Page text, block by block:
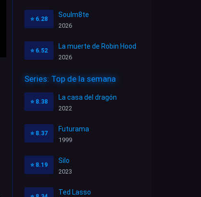
⭐ 6.28
Soulm8te
2026
⭐ 6.52
La muerte de Robin Hood
2026
Series: Top de la semana
⭐ 8.38
La casa del dragón
2022
⭐ 8.37
Futurama
1999
⭐ 8.19
Silo
2023
Ted Lasso